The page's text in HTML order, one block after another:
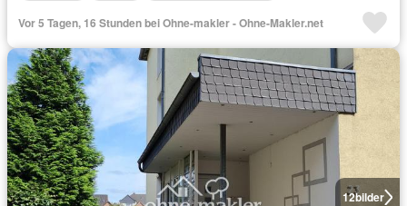
Vor 5 Tagen, 16 Stunden bei Ohne-makler - Ohne-Makler.net
12bilder